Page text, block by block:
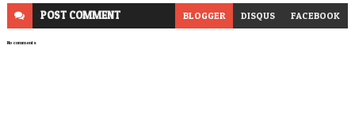
POSTCOMMENT BLOGGER DISQUS FACEBOOK
No comments